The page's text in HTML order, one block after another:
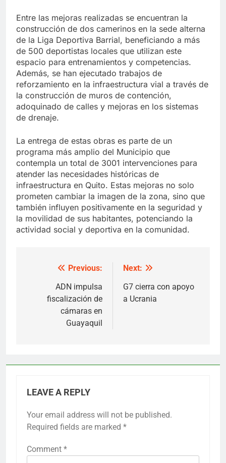
Entre las mejoras realizadas se encuentran la
construcción de dos camerinos en la sede alterna
de la Liga Deportiva Barrial, beneficiando a más
de 500 deportistas locales que utilizan este
espacio para entrenamientos y competencias.
Además, se han ejecutado trabajos de
reforzamiento en la infraestructura vial a través de
la construcción de muros de contención,
adoquinado de calles y mejoras en los sistemas
de drenaje.
La entrega de estas obras es parte de un
programa más amplio del Municipio que
contempla un total de 3001 intervenciones para
atender las necesidades históricas de
infraestructura en Quito. Estas mejoras no solo
prometen cambiar la imagen de la zona, sino que
también influyen positivamente en la seguridad y
la movilidad de sus habitantes, potenciando la
actividad social y deportiva en la comunidad.
navigation
Previous:
ADN impulsa
fiscalización de
cámaras en
Guayaquil
Next:
G7 cierra con apoyo
a Ucrania
LEAVE A REPLY
Your email address will not be published.
Required fields are marked *
Comment *